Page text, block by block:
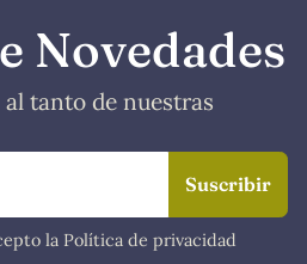
Novedades
tanto de nuestras
la Política de privacidad